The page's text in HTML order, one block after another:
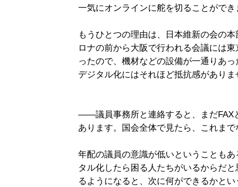
一気にオンラインに舵を切ることができ
もうひとつの理由は、日本維新の会の
ロナの前から大阪で行われる会議には
ったので、機材などの設備が一通りあ
デジタル化にはそれほど抵抗感がありま
――議員事務所と連絡すると、まだFAX
あります。国会全体で見たら、これま
年配の議員の意識が低いということも
タル化したら困る人たちがいるからだ
るようになると、次に何ができるかとい